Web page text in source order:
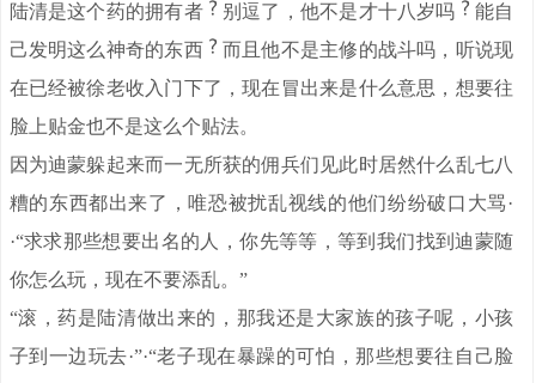
陆清是这个药的拥有者
别逗了，他不是才十八岁吗
能自
己发明这么神奇的东西
而且他不是主修的战斗吗，听说现
在已经被徐老收入门下了，现在冒出来是什么意思，想要往
脸上贴金也不是这么个贴法。
因为迪蒙躲起来而一无所获的佣兵们见此时居然什么乱七八
糟的东西都出来了，唯恐被扰乱视线的他们纷纷破口大骂·
·“求求那些想要出名的人，你先等等，等到我们找到迪蒙随
你怎么玩，现在不要添乱。”
“滚，药是陆清做出来的，那我还是大家族的孩子呢，小孩
子到一边玩去·”·“老子现在暴躁的可怕，那些想要往自己脸